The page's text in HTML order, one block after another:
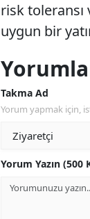
risk toleransı
uygun bir
Takma Ad
Yorum yapmak için,
Yorum Yazın (500